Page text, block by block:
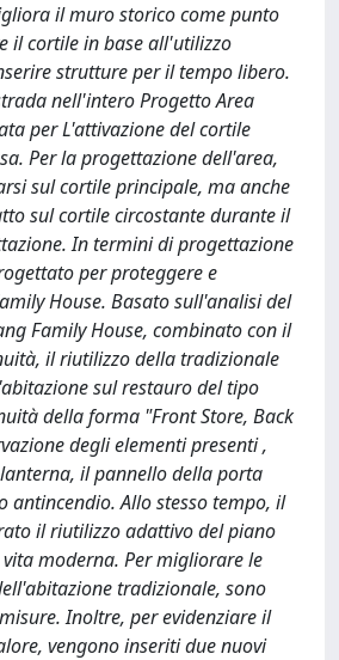
il muro storico come punto
il cortile in base all'utilizzo
strutture per il tempo libero.
nell'intero Progetto Area
per L'attivazione del cortile
Per la progettazione dell'area,
sul cortile principale, ma anche
sul cortile circostante durante il
In termini di progettazione
per proteggere e
House. Basato sull'analisi del
Family House, combinato con il
il riutilizzo della tradizionale
sul restauro del tipo
della forma "Front Store, Back
degli elementi presenti ,
il pannello della porta
antincendio. Allo stesso tempo, il
il riutilizzo adattivo del piano
moderna. Per migliorare le
tradizionale, sono
Inoltre, per evidenziare il
vengono inseriti due nuovi